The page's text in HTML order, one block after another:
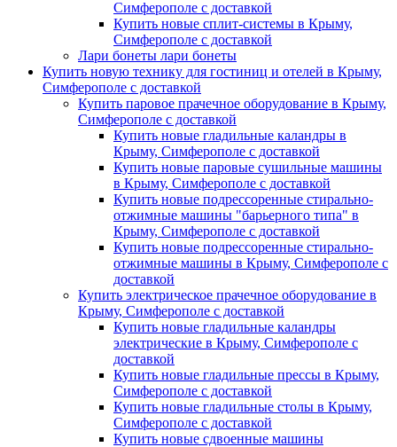
Симферополе с доставкой
Купить новые сплит-системы в Крыму,
Симферополе с доставкой
Лари бонеты лари бонеты
Купить новую технику для гостиниц и отелей в Крыму,
Симферополе с доставкой
Купить паровое прачечное оборудование в Крыму,
Симферополе с доставкой
Купить новые гладильные каландры в
Крыму, Симферополе с доставкой
Купить новые паровые сушильные машины
в Крыму, Симферополе с доставкой
Купить новые подрессоренные стирально-
отжимные машины "барьерного типа" в
Крыму, Симферополе с доставкой
Купить новые подрессоренные стирально-
отжимные машины в Крыму, Симферополе с
доставкой
Купить электрическое прачечное оборудование в
Крыму, Симферополе с доставкой
Купить новые гладильные каландры
электрические в Крыму, Симферополе с
доставкой
Купить новые гладильные прессы в Крыму,
Симферополе с доставкой
Купить новые гладильные столы в Крыму,
Симферополе с доставкой
Купить новые сдвоенные машины